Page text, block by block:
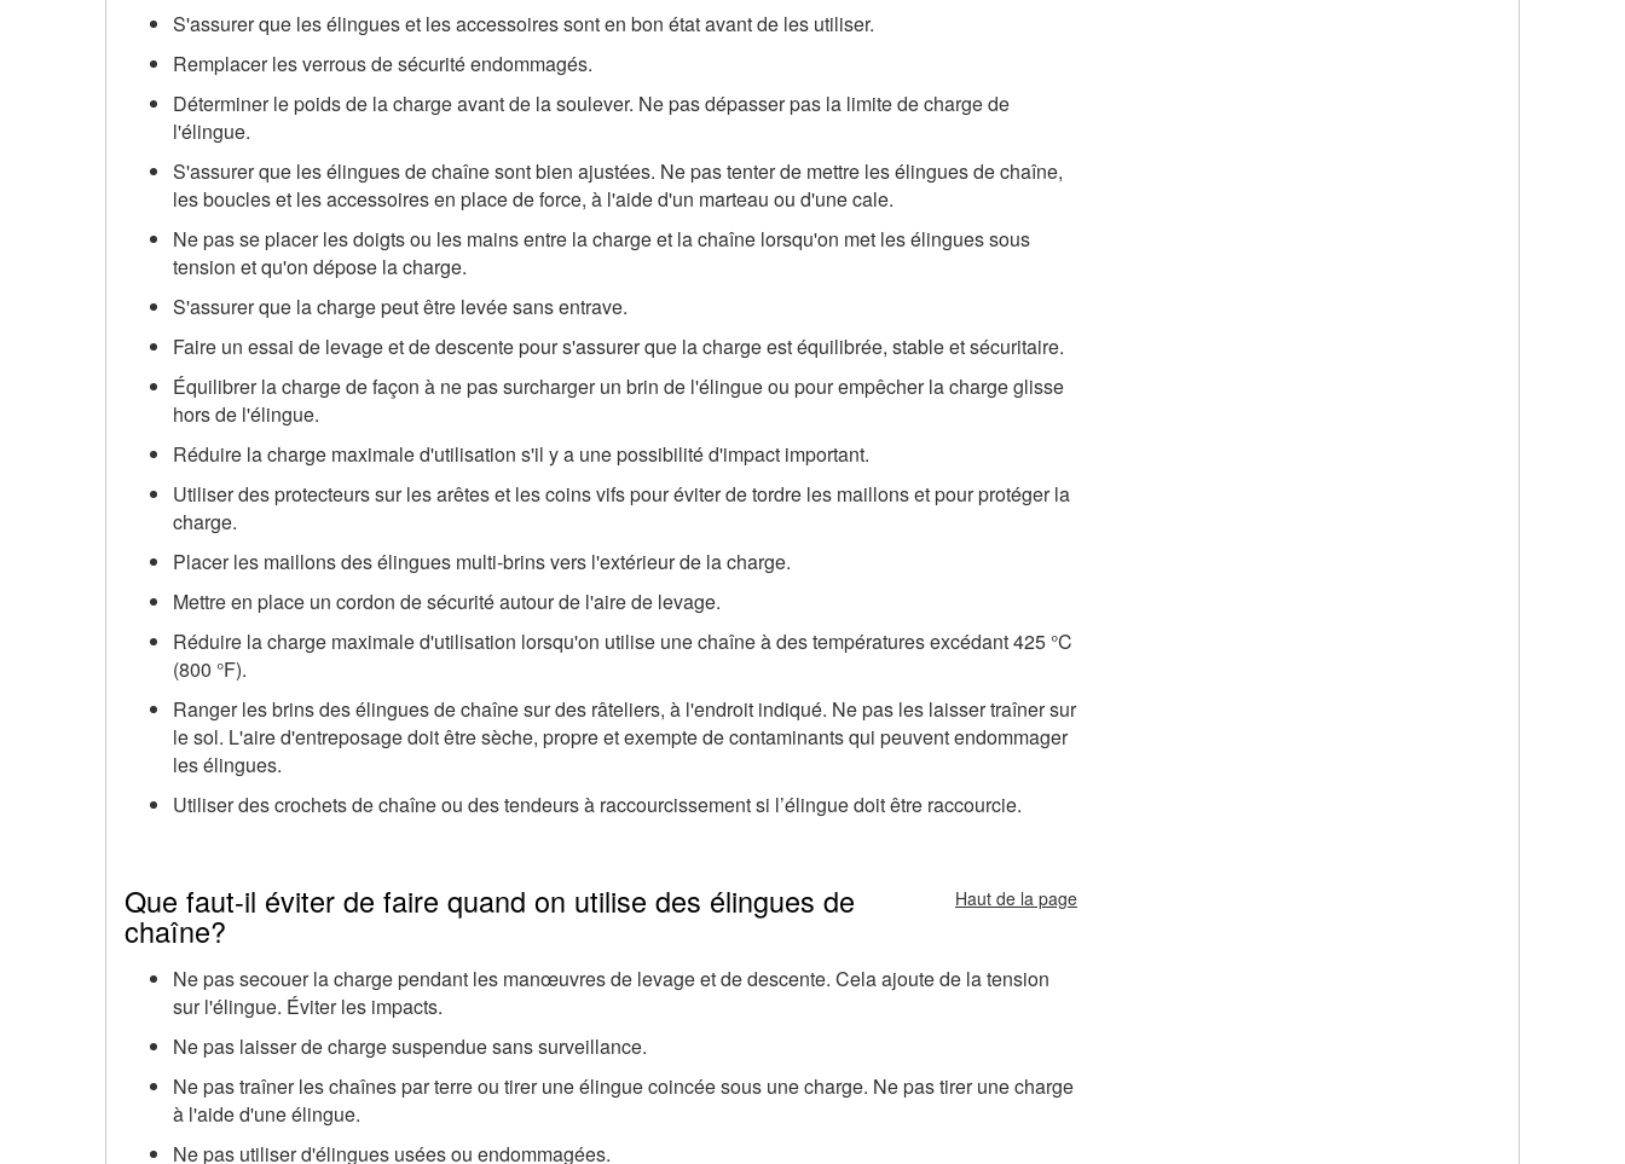
S'assurer que les élingues et les accessoires sont en bon état avant de les utiliser.
Remplacer les verrous de sécurité endommagés.
Déterminer le poids de la charge avant de la soulever. Ne pas dépasser pas la limite de charge de
l'élingue.
S'assurer que les élingues de chaîne sont bien ajustées. Ne pas tenter de mettre les élingues de chaîne,
les boucles et les accessoires en place de force, à l'aide d'un marteau ou d'une cale.
Ne pas se placer les doigts ou les mains entre la charge et la chaîne lorsqu'on met les élingues sous
tension et qu'on dépose la charge.
S'assurer que la charge peut être levée sans entrave.
Faire un essai de levage et de descente pour s'assurer que la charge est équilibrée, stable et sécuritaire.
Équilibrer la charge de façon à ne pas surcharger un brin de l'élingue ou pour empêcher la charge glisse
hors de l'élingue.
Réduire la charge maximale d'utilisation s'il y a une possibilité d'impact important.
Utiliser des protecteurs sur les arêtes et les coins vifs pour éviter de tordre les maillons et pour protéger la
charge.
Placer les maillons des élingues multi-brins vers l'extérieur de la charge.
Mettre en place un cordon de sécurité autour de l'aire de levage.
Réduire la charge maximale d'utilisation lorsqu'on utilise une chaîne à des températures excédant 425 °C
(800 °F).
Ranger les brins des élingues de chaîne sur des râteliers, à l'endroit indiqué. Ne pas les laisser traîner sur
le sol. L'aire d'entreposage doit être sèche, propre et exempte de contaminants qui peuvent endommager
les élingues.
Utiliser des crochets de chaîne ou des tendeurs à raccourcissement si l’élingue doit être raccourcie.
Que faut-il éviter de faire quand on utilise des élingues de
chaîne?
Haut de la page
Ne pas secouer la charge pendant les manœuvres de levage et de descente. Cela ajoute de la tension
sur l'élingue. Éviter les impacts.
Ne pas laisser de charge suspendue sans surveillance.
Ne pas traîner les chaînes par terre ou tirer une élingue coincée sous une charge. Ne pas tirer une charge
à l'aide d'une élingue.
Ne pas utiliser d'élingues usées ou endommagées.